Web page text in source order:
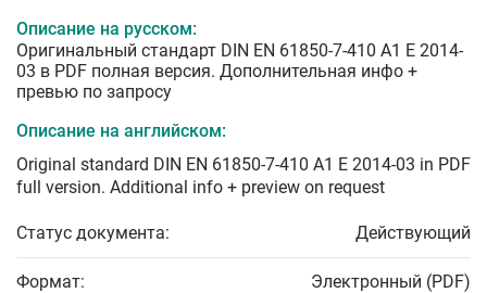
Описание на русском:
Оригинальный стандарт DIN EN 61850-7-410 A1 E 2014-
03 в PDF полная версия. Дополнительная инфо +
превью по запросу
Описание на английском:
Original standard DIN EN 61850-7-410 A1 E 2014-03 in PDF
full version. Additional info + preview on request
Статус документа: Действующий
Формат: Электронный (PDF)